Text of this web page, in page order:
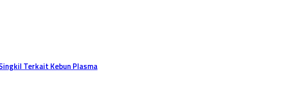
Terkait Kebun Plasma